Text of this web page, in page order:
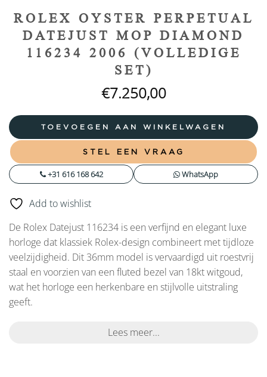
ROLEX OYSTER PERPETUAL
DATEJUST MOP DIAMOND
116234 2006 (VOLLEDIGE
SET)
€7.250,00
TOEVOEGEN AAN WINKELWAGEN
STEL EEN VRAAG
+31 616 168 642 WhatsApp
Add to wishlist
De Rolex Datejust 116234 is een verfijnd en elegant luxe
horloge dat klassiek Rolex-design combineert met tijdloze
veelzijdigheid. Dit 36mm model is vervaardigd uit roestvrij
staal en voorzien van een fluted bezel van 18kt witgoud,
wat het horloge een herkenbare en stijlvolle uitstraling
geeft.
Lees meer...